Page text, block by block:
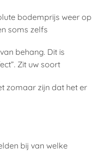
bodemprijs weer op
soms zelfs
behang. Dit is
Zit uw soort
zomaar zijn dat het er
bij van welke